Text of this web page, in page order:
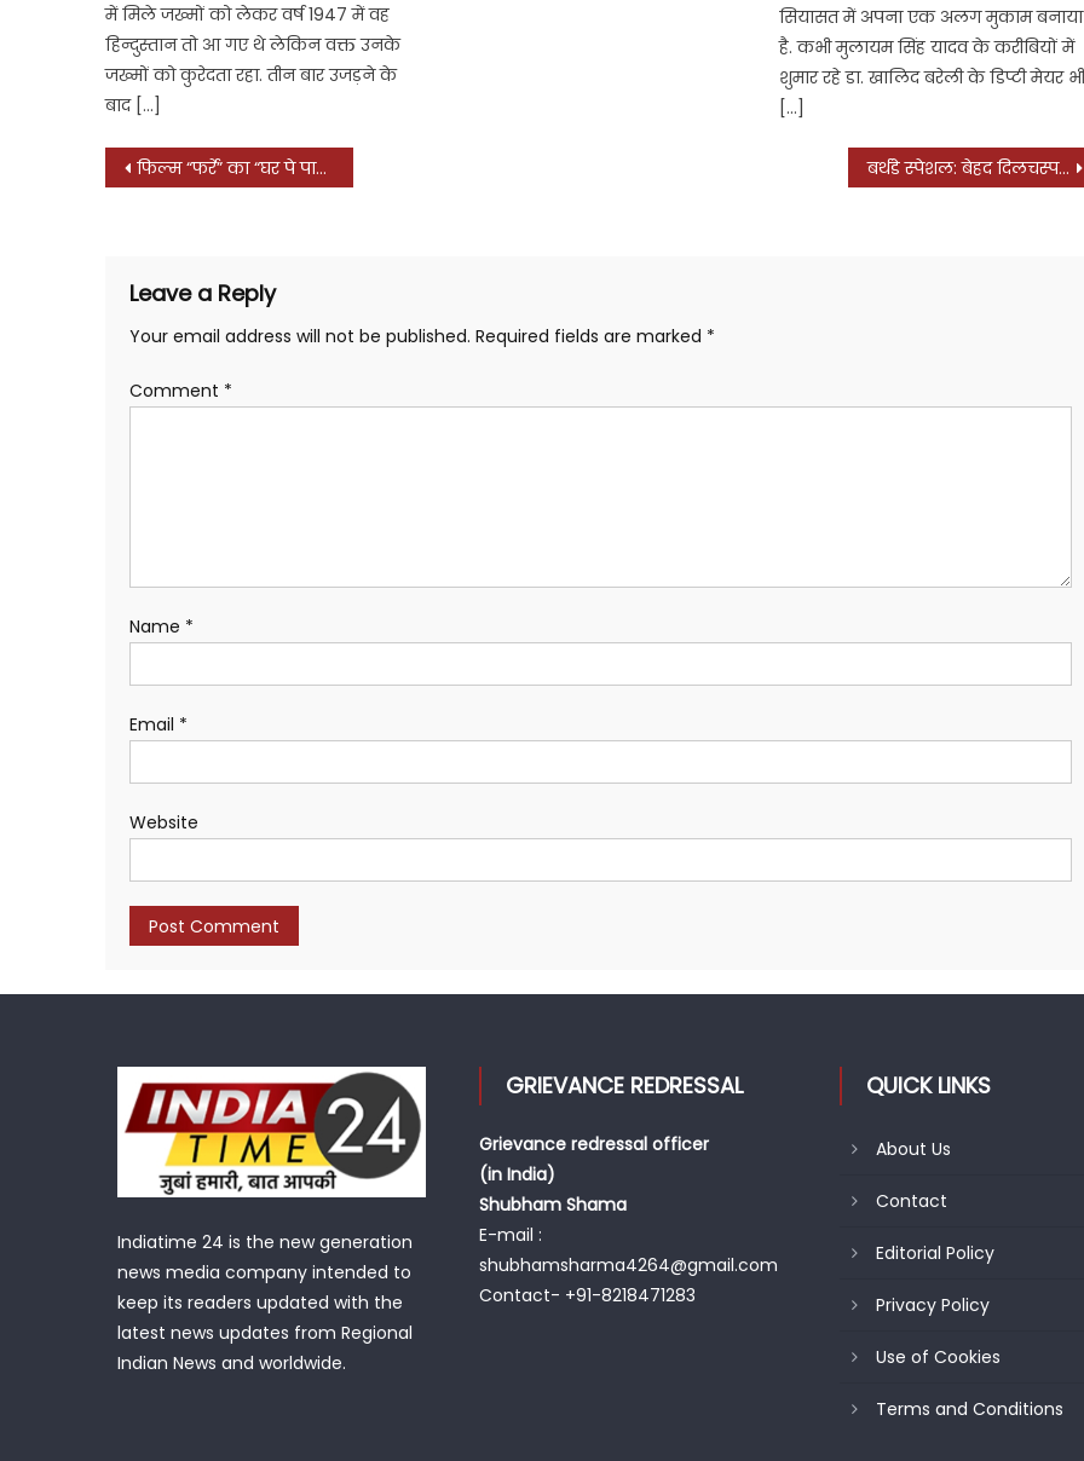
में मिले जख्मों को लेकर वर्ष 1947 में वह
हिन्दुस्तान तो आ गए थे लेकिन वक्त उनके
जख्मों को कुरेदता रहा. तीन बार उजड़ने के
बाद […]
सियासत में अपना एक अलग मुकाम बनाया
है. कभी मुलायम सिंह यादव के करीबियों में
शुमार रहे डा. खालिद बरेली के डिप्टी मेयर
[…]
Post
फिल्म “फर्रे” का “घर पे पार्टी” ट्रैक आपकी पार्टी के माहौल को बनाएगा और जोरदार बर्थडे स्पेशल: बेहद दिलचस्प है अनिल कपूर के बेटे हर्षवर्द्धन कपूर का बॉलीवुड का सफर, पढ़ें क्या-क्या आईं मुश्किलें
Leave a Reply
Your email address will not be published. Required fields are marked *
Comment *
Name *
Email *
Website
Indiatime 24 is the new generation
news media company intended to
keep its readers updated with the
latest news updates from Regional
Indian News and worldwide.
GRIEVANCE REDRESSAL
Grievance redressal officer
(in India)
Shubham Shama
E-mail :
shubhamsharma4264@gmail.com
Contact- +91-8218471283
QUICK LINKS
About Us
Contact
Editorial Policy
Privacy Policy
Use of Cookies
Terms and Conditions